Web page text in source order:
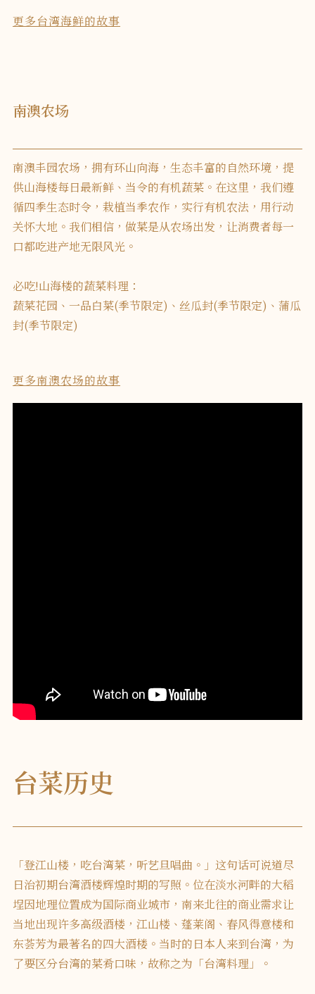
更多台湾海鲜的故事
南澳农场
南澳丰园农场，拥有环山向海，生态丰富的自然环境，提
供山海楼每日最新鲜、当令的有机蔬菜。在这里，我们遵
循四季生态时令，栽植当季农作，实行有机农法，用行动
关怀大地。我们相信，做菜是从农场出发，让消费者每一
口都吃进产地无限风光。
必吃!山海楼的蔬菜料理：
蔬菜花园、一品白菜(季节限定)、丝瓜封(季节限定)、蒲瓜
封(季节限定)
更多南澳农场的故事
台菜历史
「登江山楼，吃台湾菜，听艺旦唱曲。」这句话可说道尽
日治初期台湾酒楼辉煌时期的写照。位在淡水河畔的大稻
埕因地理位置成为国际商业城市，南来北往的商业需求让
当地出现许多高级酒楼，江山楼、蓬莱阁、春风得意楼和
东荟芳为最著名的四大酒楼。当时的日本人来到台湾，为
了要区分台湾的菜肴口味，故称之为「台湾料理」。